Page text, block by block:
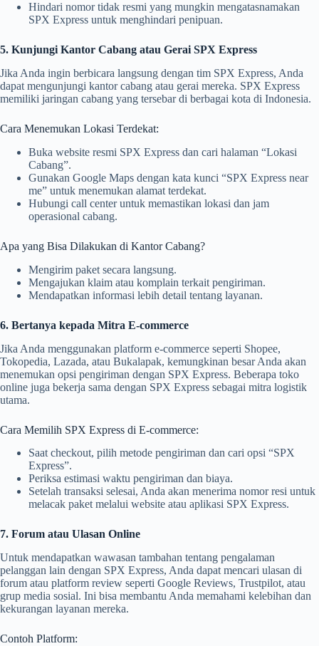
Hindari nomor tidak resmi yang mungkin mengatasnamakan
SPX Express untuk menghindari penipuan.
5. Kunjungi Kantor Cabang atau Gerai SPX Express
Jika Anda ingin berbicara langsung dengan tim SPX Express, Anda
dapat mengunjungi kantor cabang atau gerai mereka. SPX Express
memiliki jaringan cabang yang tersebar di berbagai kota di Indonesia.
Cara Menemukan Lokasi Terdekat:
Buka website resmi SPX Express dan cari halaman “Lokasi
Cabang”.
Gunakan Google Maps dengan kata kunci “SPX Express near
me” untuk menemukan alamat terdekat.
Hubungi call center untuk memastikan lokasi dan jam
operasional cabang.
Apa yang Bisa Dilakukan di Kantor Cabang?
Mengirim paket secara langsung.
Mengajukan klaim atau komplain terkait pengiriman.
Mendapatkan informasi lebih detail tentang layanan.
6. Bertanya kepada Mitra E-commerce
Jika Anda menggunakan platform e-commerce seperti Shopee,
Tokopedia, Lazada, atau Bukalapak, kemungkinan besar Anda akan
menemukan opsi pengiriman dengan SPX Express. Beberapa toko
online juga bekerja sama dengan SPX Express sebagai mitra logistik
utama.
Cara Memilih SPX Express di E-commerce:
Saat checkout, pilih metode pengiriman dan cari opsi “SPX
Express”.
Periksa estimasi waktu pengiriman dan biaya.
Setelah transaksi selesai, Anda akan menerima nomor resi untuk
melacak paket melalui website atau aplikasi SPX Express.
7. Forum atau Ulasan Online
Untuk mendapatkan wawasan tambahan tentang pengalaman
pelanggan lain dengan SPX Express, Anda dapat mencari ulasan di
forum atau platform review seperti Google Reviews, Trustpilot, atau
grup media sosial. Ini bisa membantu Anda memahami kelebihan dan
kekurangan layanan mereka.
Contoh Platform: